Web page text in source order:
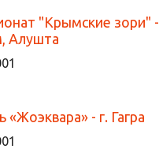
"Крымские зори" -
Алушта
«Жоэквара» - г. Гагра